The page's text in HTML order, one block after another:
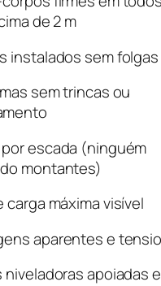
de 2 m
instalados sem folgas
sem trincas ou
escada (ninguém
montantes)
carga máxima visível
aparentes e
niveladoras apoiadas